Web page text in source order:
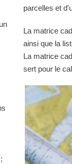
parcelles et
La matrice
ainsi que la
La matrice
sert pour le